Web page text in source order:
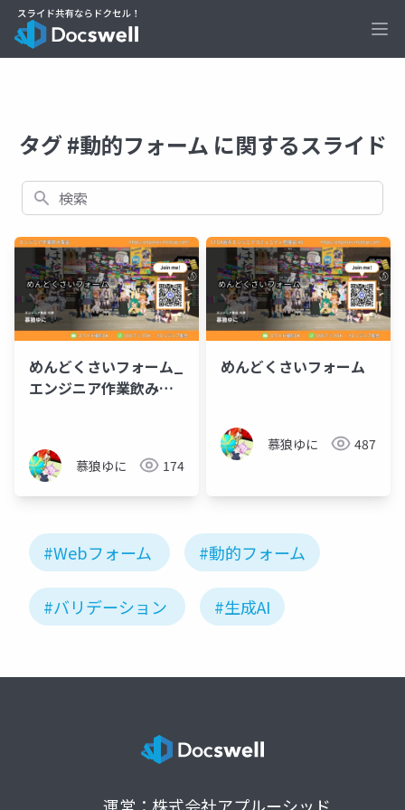
タグ #動的フォーム に関するスライド
検索
めんどくさいフォーム_
エンジニア作業飲み集
慕狼ゆに 174
めんどくさいフォーム
慕狼ゆに 487
#Webフォーム #動的フォーム
#バリデーション #生成AI
運営：株式会社アプルーシッド